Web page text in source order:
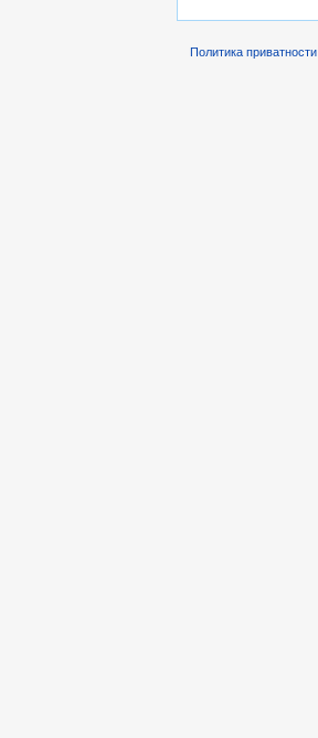
Политика приватности